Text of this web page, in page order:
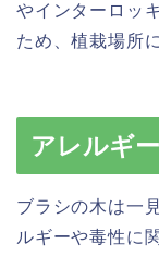
やインターロッ
ため、植栽場所
アレルギ
ブラシの木は一
ルギーや毒性に